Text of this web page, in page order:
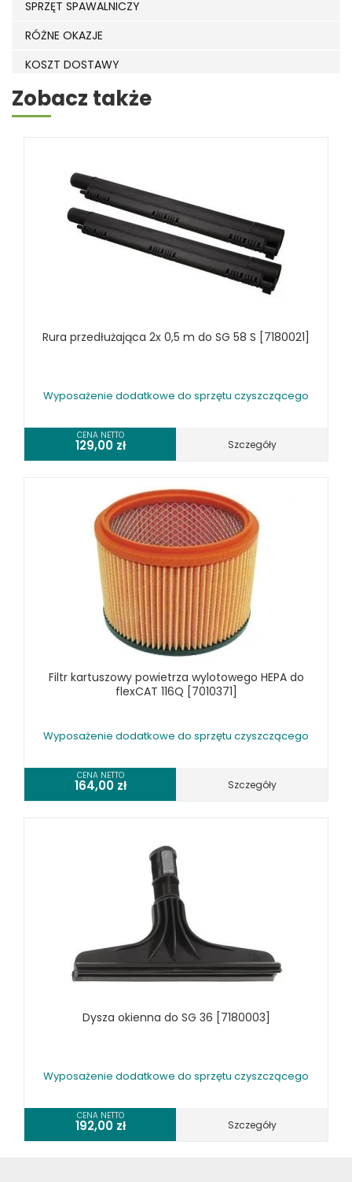
SPRZĘT SPAWALNICZY
RÓŻNE OKAZJE
KOSZT DOSTAWY
Zobacz także
Rura przedłużająca 2x 0,5 m do SG 58 S [7180021]
Wyposażenie dodatkowe do sprzętu czyszczącego
CENA NETTO
129,00 zł Szczegóły
Filtr kartuszowy powietrza wylotowego HEPA do
flexCAT 116Q [7010371]
Wyposażenie dodatkowe do sprzętu czyszczącego
CENA NETTO
164,00 zł Szczegóły
Dysza okienna do SG 36 [7180003]
Wyposażenie dodatkowe do sprzętu czyszczącego
CENA NETTO
192,00 zł Szczegóły